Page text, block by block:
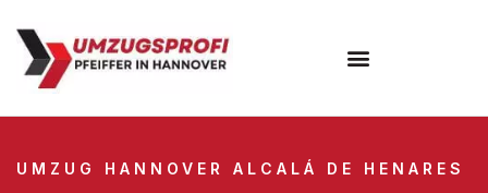
UMZUG HANNOVER ALCALÁ DE HENARES